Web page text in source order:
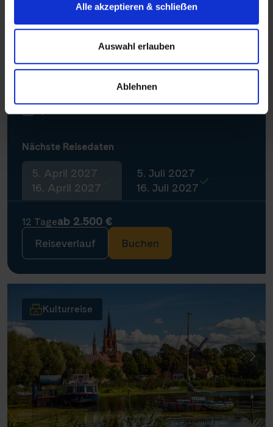
Alle akzeptieren & schlieẞen
Auswahl erlauben
Ablehnen
Thurgau Saxonia
Weltstadt-Flair, Weser & Windmühlen
BERLIN–HANNOVER–BREMEN–ALKMAAR–
Nächste Reisedaten
5. April 2027
16. April 2027
5. Juli 2027
16. Juli 2027
12 Tageab 2.500 €
Reiseverlauf
Buchen
Kulturreise